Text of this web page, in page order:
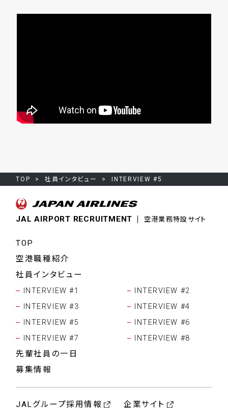
TOP 社員インタビュー INTERVIEW #5
JAL AIRPORT RECRUITMENT 空港業務特設サイト
TOP
空港職種紹介
社員インタビュー
INTERVIEW #1
INTERVIEW #2
INTERVIEW #3
INTERVIEW #4
INTERVIEW #5
INTERVIEW #6
INTERVIEW #7
INTERVIEW #8
先輩社員の一日
募集情報
JALグループ採用情報 企業サイト